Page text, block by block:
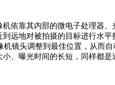
依靠其内部的微电子处理器
远地对被拍摄的目标进行水
镜头调整到最佳位置，从而自
、曝光时间的长短，同样都是